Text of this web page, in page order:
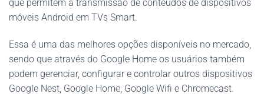
que permitem a transmissão de conteúdos de dispositivos
móveis Android em TVs Smart.
Essa é uma das melhores opções disponíveis no mercado,
sendo que através do Google Home os usuários também
podem gerenciar, configurar e controlar outros dispositivos
Google Nest, Google Home, Google Wifi e Chromecast.